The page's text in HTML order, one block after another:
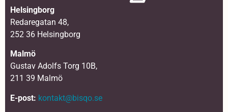
Helsingborg
Redaregatan 48,
252 36 Helsingborg
Malmö
Gustav Adolfs Torg 10B,
211 39 Malmö
E-post: kontakt@bisqo.se